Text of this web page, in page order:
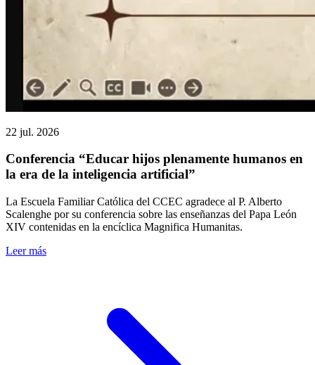
22 jul. 2026
Conferencia “Educar hijos plenamente humanos en
la era de la inteligencia artificial”
La Escuela Familiar Católica del CCEC agradece al P. Alberto
Scalenghe por su conferencia sobre las enseñanzas del Papa León
XIV contenidas en la encíclica Magnifica Humanitas.
Leer más